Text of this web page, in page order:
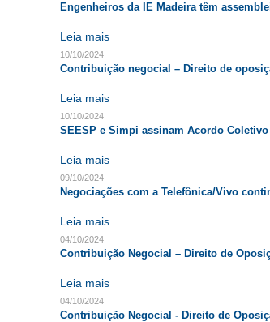
Engenheiros da IE Madeira têm
Leia mais
10/10/2024
Contribuição negocial – Direito de
Leia mais
10/10/2024
SEESP e Simpi assinam Acordo Coletivo
Leia mais
09/10/2024
Negociações com a Telefônica/Vivo
Leia mais
04/10/2024
Contribuição Negocial – Direito de
Leia mais
04/10/2024
Contribuição Negocial - Direito de